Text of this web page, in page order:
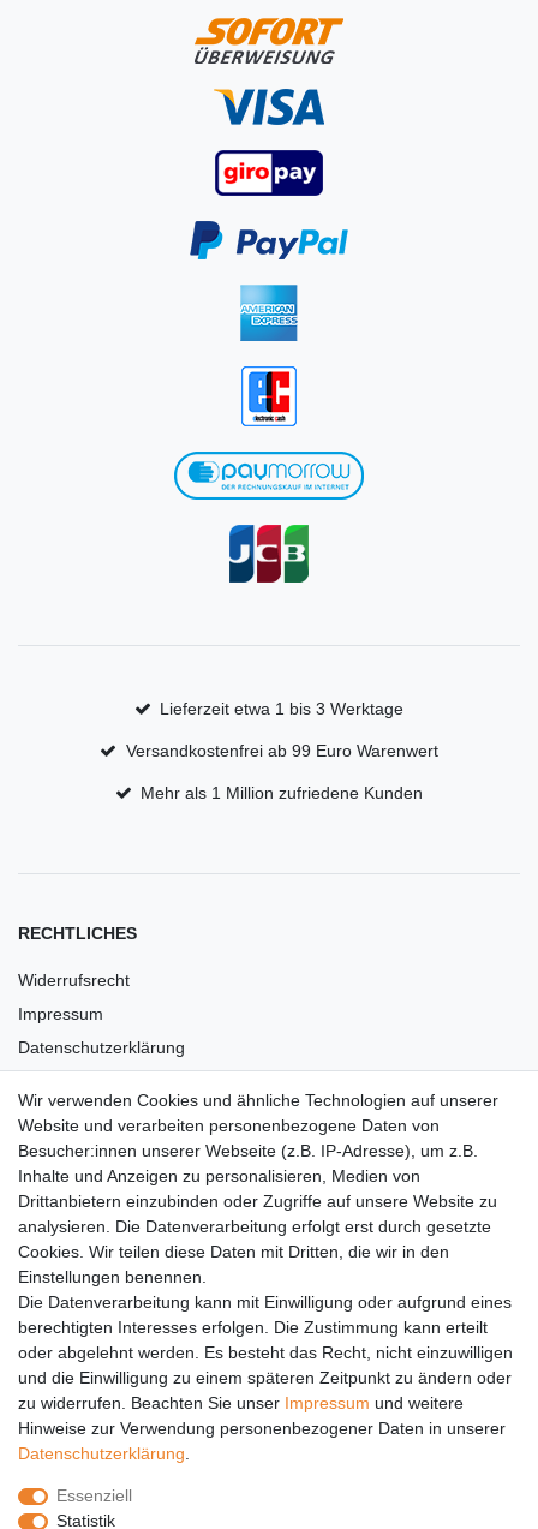
Lieferzeit etwa 1 bis 3 Werktage
Versandkostenfrei ab 99 Euro Warenwert
Mehr als 1 Million zufriedene Kunden
RECHTLICHES
Widerrufsrecht
Impressum
Datenschutzerklärung
Versandkosten
Barrierefreiheit
Anleitungen
Vertrag widerrufen
PARTNER
DHL
GLS
PaketPLUS
SPONSORING
Malchower SV 90
Wir verwenden Cookies und ähnliche Technologien auf unserer
Website und verarbeiten personenbezogene Daten von
Besucher:innen unserer Webseite (z.B. IP-Adresse), um z.B.
Inhalte und Anzeigen zu personalisieren, Medien von
Drittanbietern einzubinden oder Zugriffe auf unsere Website zu
analysieren. Die Datenverarbeitung erfolgt erst durch gesetzte
Cookies. Wir teilen diese Daten mit Dritten, die wir in den
Einstellungen benennen.
Die Datenverarbeitung kann mit Einwilligung oder aufgrund eines
berechtigten Interesses erfolgen. Die Zustimmung kann erteilt
oder abgelehnt werden. Es besteht das Recht, nicht einzuwilligen
und die Einwilligung zu einem späteren Zeitpunkt zu ändern oder
zu widerrufen. Beachten Sie unser Impressum und weitere
Hinweise zur Verwendung personenbezogener Daten in unserer
Daten­schutz­erklärung
Essenziell
Statistik